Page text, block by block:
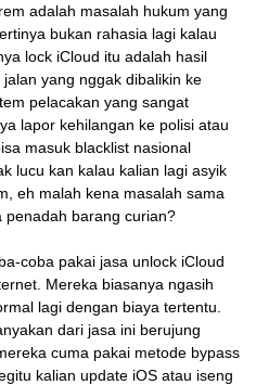
adalah masalah hukum yang
bukan rahasia lagi kalau
lock iCloud itu adalah hasil
yang nggak dibalikin ke
pelacakan yang sangat
lapor kehilangan ke polisi atau
masuk blacklist nasional
lucu kan kalau kalian lagi asyik
eh malah kena masalah sama
penadah barang curian?
coba pakai jasa unlock iCloud
Mereka biasanya ngasih
lagi dengan biaya tertentu.
dari jasa ini berujung
cuma pakai metode bypass
kalian update iOS atau iseng